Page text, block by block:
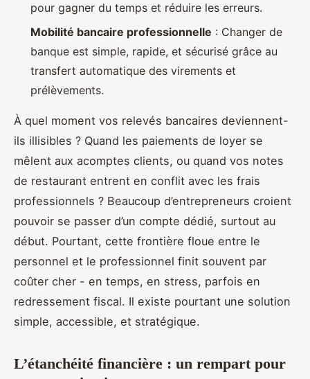
pour gagner du temps et réduire les erreurs.
Mobilité bancaire professionnelle : Changer de
banque est simple, rapide, et sécurisé grâce au
transfert automatique des virements et
prélèvements.
À quel moment vos relevés bancaires deviennent-
ils illisibles ? Quand les paiements de loyer se
mêlent aux acomptes clients, ou quand vos notes
de restaurant entrent en conflit avec les frais
professionnels ? Beaucoup d’entrepreneurs croient
pouvoir se passer d’un compte dédié, surtout au
début. Pourtant, cette frontière floue entre le
personnel et le professionnel finit souvent par
coûter cher - en temps, en stress, parfois en
redressement fiscal. Il existe pourtant une solution
simple, accessible, et stratégique.
L’étanchéité financière : un rempart pour